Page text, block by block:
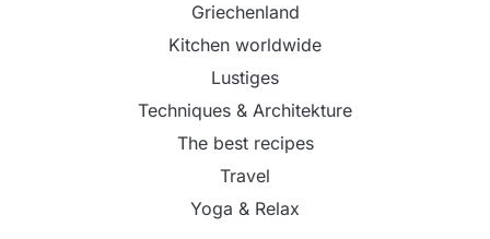
Griechenland
Kitchen worldwide
Lustiges
Techniques & Architekture
The best recipes
Travel
Yoga & Relax